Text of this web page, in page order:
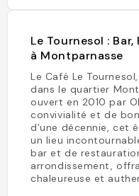
Le Tournesol :
à Montparnasse
Le Café Le
dans le quartier
ouvert en 2010 par
convivialité et de
d’une décennie, cet
un lieu
bar et de
arrondissement,
chaleureuse et